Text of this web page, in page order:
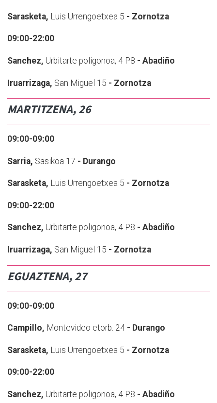
Sarasketa, Luis Urrengoetxea 5 - Zornotza
09:00-22:00
Sanchez, Urbitarte poligonoa, 4 P8 - Abadiño
Iruarrizaga, San Miguel 15 - Zornotza
MARTITZENA, 26
09:00-09:00
Sarria, Sasikoa 17 - Durango
Sarasketa, Luis Urrengoetxea 5 - Zornotza
09:00-22:00
Sanchez, Urbitarte poligonoa, 4 P8 - Abadiño
Iruarrizaga, San Miguel 15 - Zornotza
EGUAZTENA, 27
09:00-09:00
Campillo, Montevideo etorb. 24 - Durango
Sarasketa, Luis Urrengoetxea 5 - Zornotza
09:00-22:00
Sanchez, Urbitarte poligonoa, 4 P8 - Abadiño